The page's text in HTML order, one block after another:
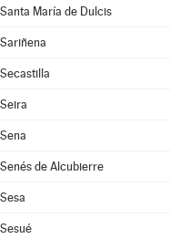
Santa María de Dulcis
Sariñena
Secastilla
Seira
Sena
Senés de Alcubierre
Sesa
Sesué